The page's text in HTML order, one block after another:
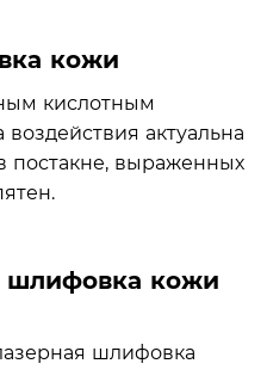
кожи
кислотным
актуальна
постакне, выраженных
шлифовка кожи
шлифовка